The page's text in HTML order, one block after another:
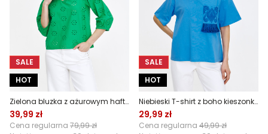
SALE
HOT
Zielona bluzka z ażurowym haftem
39,99 zł
Cena regularna 79,99 zł
SALE
HOT
Niebieski T-shirt z boho kieszonką
29,99 zł
Cena regularna 49,99 zł